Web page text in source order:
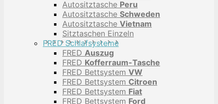
Autositztasche Peru
Autositztasche Schweden
Autositztasche Vietnam
Sitztaschen Einzeln
FRED Schlafsysteme
FRED Auszug
FRED Kofferraum-Tasche
FRED Bettsystem VW
FRED Bettsystem Citroen
FRED Bettsystem Fiat
FRED Bettsystem Ford